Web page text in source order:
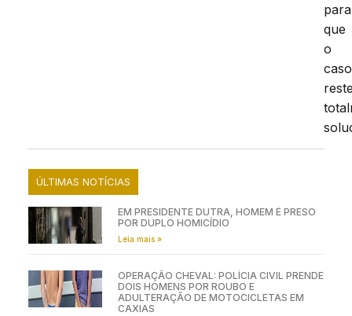
para
que
o
caso
ÚLTIMAS NOTÍCIAS
EM PRESIDENTE DUTRA, HOMEM É PRESO
POR DUPLO HOMICÍDIO
Leia mais »
OPERAÇÃO CHEVAL: POLÍCIA CIVIL PRENDE
DOIS HOMENS POR ROUBO E
ADULTERAÇÃO DE MOTOCICLETAS EM
CAXIAS